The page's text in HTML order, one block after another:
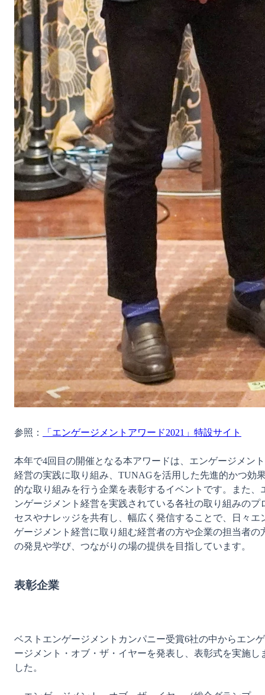
参照： 「エンゲージメントアワード2021」特設サイト
本年で4回目の開催となる本アワードは、エンゲージメント
経営の実践に取り組み、TUNAGを活用した先進的かつ効
的な取り組みを行う企業を表彰するイベントです。また、
ンゲージメント経営を実践されている各社の取り組みのプ
セスやナレッジを共有し、幅広く発信することで、日々エ
ゲージメント経営に取り組む経営者の方や企業の担当者の
の発見や学び、つながりの場の提供を目指しています。
表彰企業
ベストエンゲージメントカンパニー受賞6社の中からエンゲ
ージメント・オブ・ザ・イヤーを発表し、表彰式を実施し
した。